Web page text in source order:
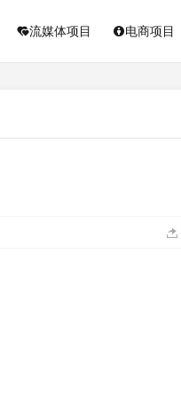
流媒体项目 电商项目